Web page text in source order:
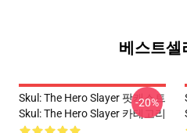
베스트셀
Skul: The Hero Slayer 팟캐스트
Skul: The Hero Slayer 카테고리
-20%